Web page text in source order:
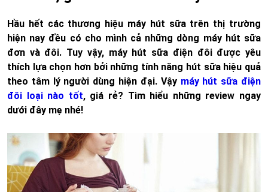
Hầu hết các thương hiệu máy hút sữa trên thị trường
hiện nay đều có cho mình cả những dòng máy hút sữa
đơn và đôi. Tuy vậy, máy hút sữa điện đôi được yêu
thích lựa chọn hơn bởi những tính năng hút sữa hiệu quả
theo tâm lý người dùng hiện đại. Vậy máy hút sữa điện
đôi loại nào tốt, giá rẻ? Tìm hiểu những review ngay
dưới đây mẹ nhé!